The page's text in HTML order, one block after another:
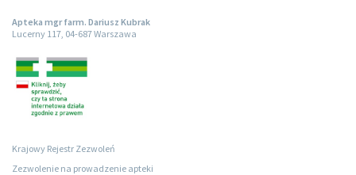
Apteka mgr farm. Dariusz Kubrak
Lucerny 117, 04-687 Warszawa
Krajowy Rejestr Zezwoleń
Zezwolenie na prowadzenie apteki